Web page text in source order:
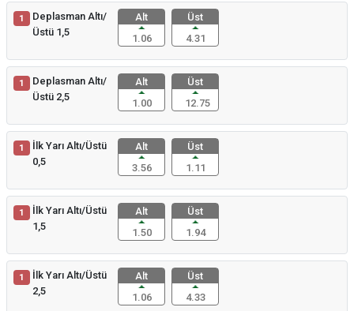
1
Deplasman Altı/
Üstü 1,5
Alt
1.06
Üst
4.31
1
Deplasman Altı/
Üstü 2,5
Alt
1.00
Üst
12.75
1
İlk Yarı Altı/Üstü
0,5
Alt
3.56
Üst
1.11
1
İlk Yarı Altı/Üstü
1,5
Alt
1.50
Üst
1.94
1
İlk Yarı Altı/Üstü
2,5
Alt
1.06
Üst
4.33